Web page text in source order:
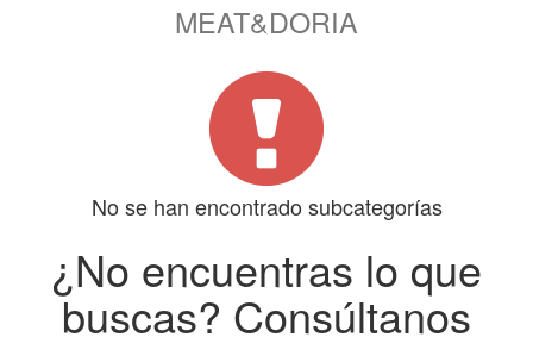
MEAT&DORIA
No se han encontrado subcategorías
¿No encuentras lo que
buscas? Consúltanos